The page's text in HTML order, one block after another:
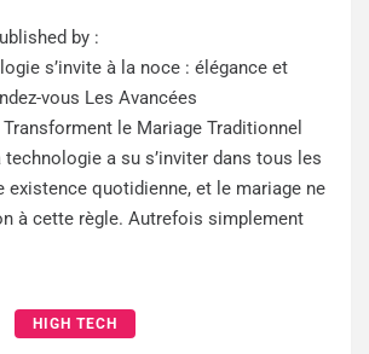
by :
s’invite à la noce : élégance et
vous Les Avancées
le Mariage Traditionnel
a su s’inviter dans tous les
existence quotidienne, et le mariage ne
à cette règle. Autrefois simplement
HIGH TECH